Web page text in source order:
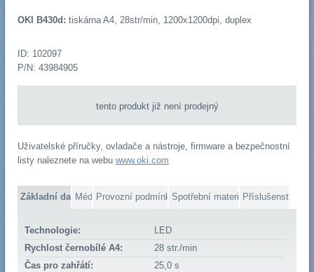
OKI B430d: tiskárna A4, 28str/min, 1200x1200dpi, duplex
ID: 102097
P/N: 43984905
tento produkt již není prodejný
Uživatelské příručky, ovladače a nástroje, firmware a bezpečnostní
listy naleznete na webu www.oki.com
Základní dataMédiaProvozní podmínkySpotřební materiálPříslušenství
Technologie:
LED
Rychlost černobílé A4:
28 str./min
Čas pro zahřátí:
25,0 s